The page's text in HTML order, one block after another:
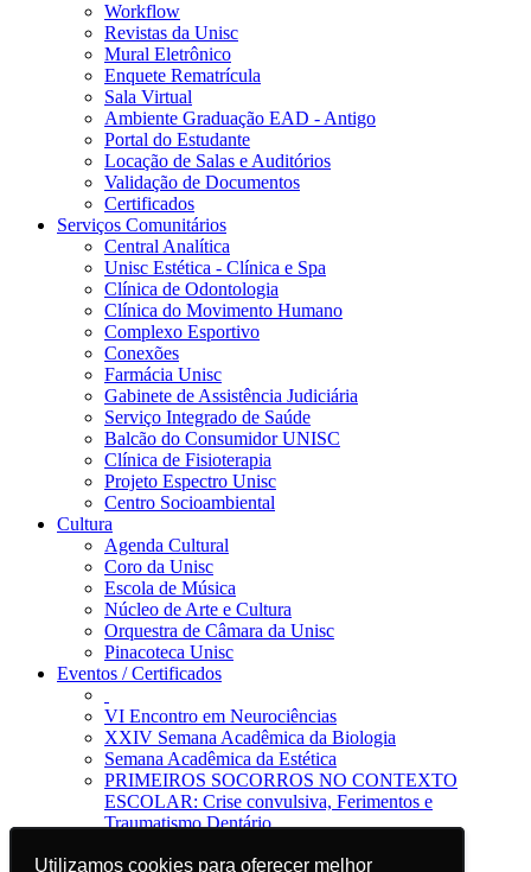
Utilizamos cookies para oferecer melhor
Utilizamos cookies para oferecer melhor
Workflow
Revistas da Unisc
Mural Eletrônico
Enquete Rematrícula
Sala Virtual
Ambiente Graduação EAD - Antigo
Portal do Estudante
Locação de Salas e Auditórios
Validação de Documentos
Certificados
Serviços Comunitários
Central Analítica
Unisc Estética - Clínica e Spa
Clínica de Odontologia
Clínica do Movimento Humano
Complexo Esportivo
Conexões
Farmácia Unisc
Gabinete de Assistência Judiciária
Serviço Integrado de Saúde
Balcão do Consumidor UNISC
Clínica de Fisioterapia
Projeto Espectro Unisc
Centro Socioambiental
Cultura
Agenda Cultural
Coro da Unisc
Escola de Música
Núcleo de Arte e Cultura
Orquestra de Câmara da Unisc
Pinacoteca Unisc
Eventos / Certificados
VI Encontro em Neurociências
XXIV Semana Acadêmica da Biologia
Semana Acadêmica da Estética
PRIMEIROS SOCORROS NO CONTEXTO
ESCOLAR: Crise convulsiva, Ferimentos e
Traumatismo Dentário
Jornal da Unisc